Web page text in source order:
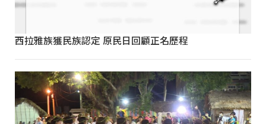
西拉雅族獲民族認定 原民日回顧正名歷程